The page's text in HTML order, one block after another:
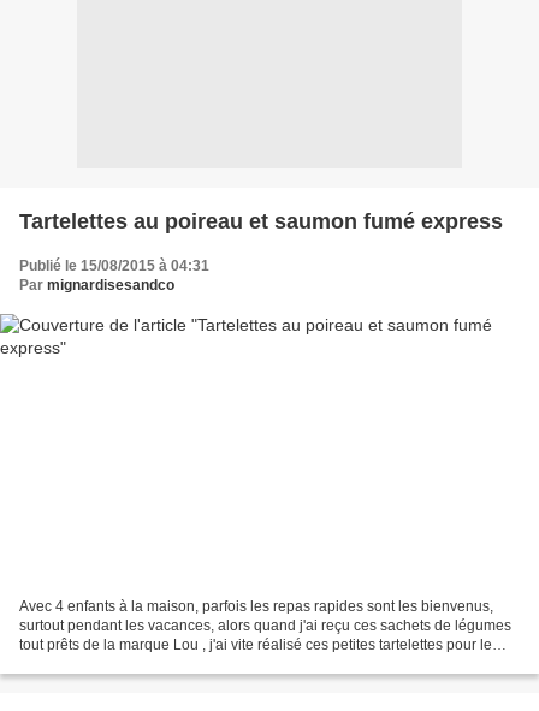
Tartelettes au poireau et saumon fumé express
Publié le 15/08/2015 à 04:31
Par mignardisesandco
Avec 4 enfants à la maison, parfois les repas rapides sont les bienvenus,
surtout pendant les vacances, alors quand j'ai reçu ces sachets de légumes
tout prêts de la marque Lou , j'ai vite réalisé ces petites tartelettes pour le